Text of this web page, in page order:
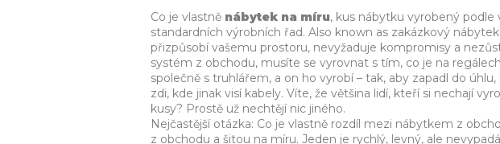
Co je vlastně nábytek na míru, kus nábytku vyrobený podle
standardních výrobních řad. Also known as zakázkový nábytek
přizpůsobí vašemu prostoru, nevyžaduje kompromisy a
systém z obchodu, musíte se vyrovnat s tím, co je na
společně s truhlářem, a on ho vyrobí – tak, aby zapadl do
zdi, kde jinak visí kabely. Víte, že většina lidí, kteří si nechají
kusy? Prostě už nechtějí nic jiného.
Nejčastější otázka: Co je vlastně rozdíl mezi nábytkem z
z obchodu a šitou na míru. Jeden je rychlý, levný, ale